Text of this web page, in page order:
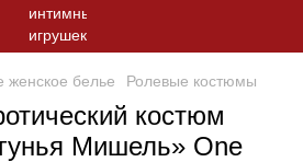
женское белье Ролевые костюмы
костюм
Мишель» One